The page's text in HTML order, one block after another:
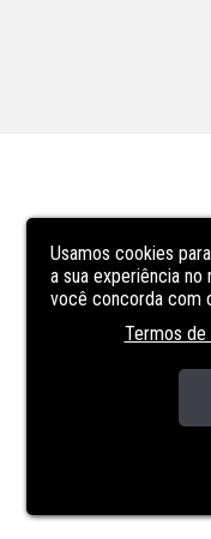
Usamos cookies
a sua experiência no
você concorda com
Termos de